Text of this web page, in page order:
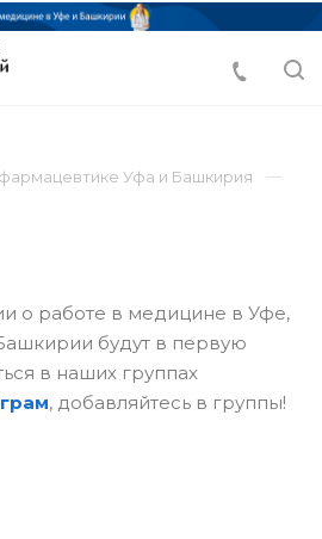
Уфа и Башкирия
о работе в медицине в Уфе,
будут в первую
в наших группах
, добавляйтесь в группы!